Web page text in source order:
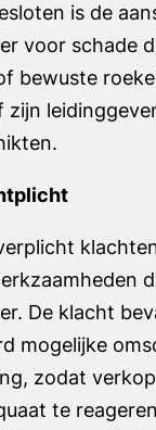
is de
voor schade
bewuste
zijn
De klacht
mogelijke
zodat
te